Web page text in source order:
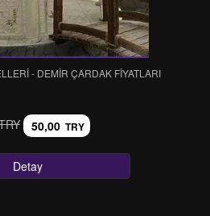
- DEMİR ÇARDAK FİYATLARI
50,00 TRY
Detay